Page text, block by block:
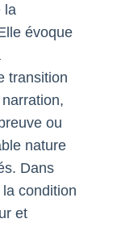
la
évoque
transition
ou
nature
Dans
condition
et